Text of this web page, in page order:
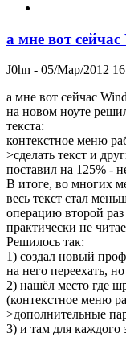
а мне вот
J0hn - 05/Мар/2012
а мне вот сейчас
на новом ноуте
текста:
контекстное меню
>сделать текст и
поставил на 125% -
В итоге, во многих
весь текст стал
операцию второй
практически не
Решилось так:
1) создал новый
на него переехать,
2) нашёл место где
(контекстное меню
>дополнительные
3) и там для каждого